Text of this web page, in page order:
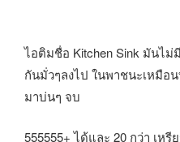
ไอติมชื่อ Kitchen Sink มันไม่
กันมั่วๆลงไป ในพาชนะเหมือ
มาบ่นๆ จบ
555555+ ได้และ 20 กว่า เหรี